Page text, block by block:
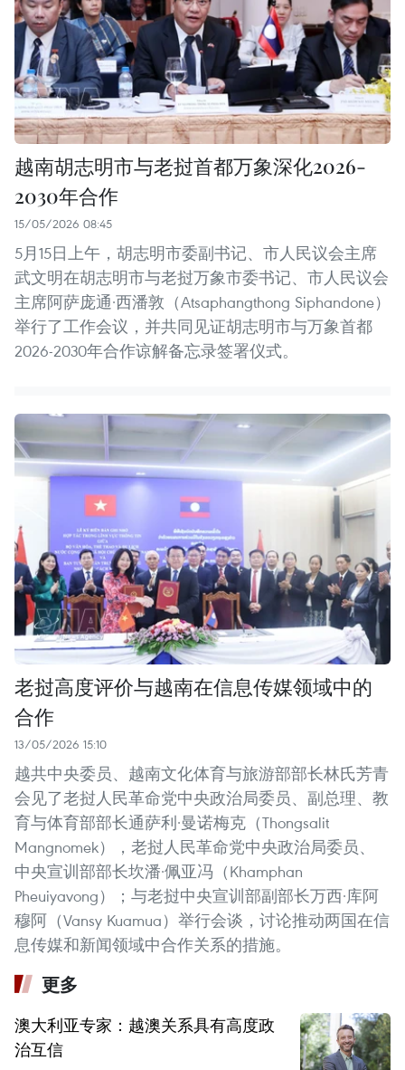
越南胡志明市与老挝首都万象深化2026-
2030年合作
15/05/2026 08:45
5月15日上午，胡志明市委副书记、市人民议会主席
武文明在胡志明市与老挝万象市委书记、市人民议会
主席阿萨庞通·西潘敦（Atsaphangthong Siphandone）
举行了工作会议，并共同见证胡志明市与万象首都
2026-2030年合作谅解备忘录签署仪式。
老挝高度评价与越南在信息传媒领域中的
合作
13/05/2026 15:10
越共中央委员、越南文化体育与旅游部部长林氏芳青
会见了老挝人民革命党中央政治局委员、副总理、教
育与体育部部长通萨利·曼诺梅克（Thongsalit
Mangnomek），老挝人民革命党中央政治局委员、
中央宣训部部长坎潘·佩亚冯（Khamphan
Pheuiyavong）；与老挝中央宣训部副部长万西·库阿
穆阿（Vansy Kuamua）举行会谈，讨论推动两国在信
息传媒和新闻领域中合作关系的措施。
更多
澳大利亚专家：越澳关系具有高度政
治互信